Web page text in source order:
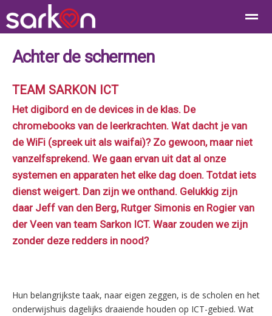
Home Bellen
Achter de schermen
TEAM SARKON ICT
Het digibord en de devices in de klas. De
chromebooks van de leerkrachten. Wat dacht je van
de WiFi (spreek uit als waifai)? Zo gewoon, maar niet
vanzelfsprekend. We gaan ervan uit dat al onze
systemen en apparaten het elke dag doen. Totdat iets
dienst weigert. Dan zijn we onthand. Gelukkig zijn
daar Jeff van den Berg, Rutger Simonis en Rogier van
der Veen van team Sarkon ICT. Waar zouden we zijn
zonder deze redders in nood?
Hun belangrijkste taak, naar eigen zeggen, is de scholen en het
onderwijshuis dagelijks draaiende houden op ICT-gebied. Wat